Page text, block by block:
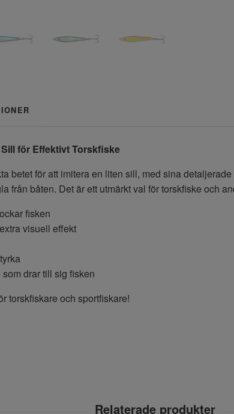
Sill för Effektivt Torskfiske
betet för att imitera en liten sill, med sina
från båten. Det är ett utmärkt val för torskfiske och
fisken
visuell effekt
drar till sig fisken
torskfiskare och sportfiskare!